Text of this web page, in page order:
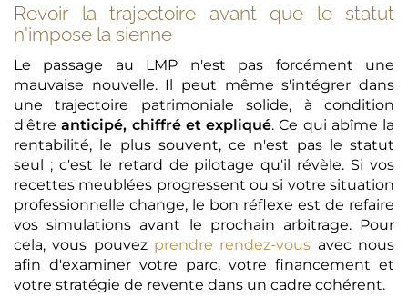
Revoir la trajectoire avant que le statut
n'impose la sienne
Le passage au LMP n'est pas forcément une
mauvaise nouvelle. Il peut même s'intégrer dans
une trajectoire patrimoniale solide, à condition
d'êtreanticipé, chiffré et expliqué. Ce qui abîme la
rentabilité, le plus souvent, ce n'est pas le statut
seul ; c'est le retard de pilotage qu'il révèle. Si vos
recettes meublées progressent ou si votre situation
professionnelle change, le bon réflexe est de refaire
vos simulations avant le prochain arbitrage. Pour
cela, vous pouvez prendre rendez-vous avec nous
afin d'examiner votre parc, votre financement et
votre stratégie de revente dans un cadre cohérent.